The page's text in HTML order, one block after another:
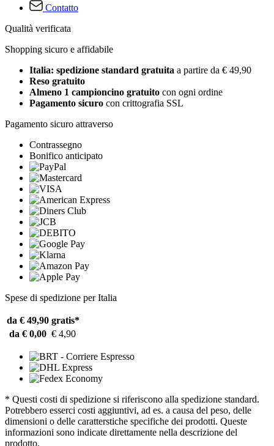
Contatto
Qualità verificata
Shopping sicuro e affidabile
Italia: spedizione standard gratuita a partire da € 49,90
Reso gratuito
Almeno 1 campioncino gratuito con ogni ordine
Pagamento sicuro con crittografia SSL
Pagamento sicuro attraverso
Contrassegno
Bonifico anticipato
Spese di spedizione per Italia
da € 49,90 gratis*
da € 0,00 € 4,90
* Questi costi di spedizione si riferiscono alla spedizione standard.
Potrebbero esserci costi aggiuntivi, ad es. a causa del peso, delle
dimensioni o delle caratterstiche specifiche dei prodotti. Queste
informazioni sono indicate direttamente nella descrizione del
prodotto.